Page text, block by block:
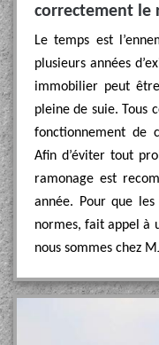
correctement le
Le temps est
plusieurs années
immobilier peut
pleine de suie. Tous
fonctionnement de
Afin d’éviter tout
ramonage est
année. Pour que
normes, fait appel à
nous sommes chez